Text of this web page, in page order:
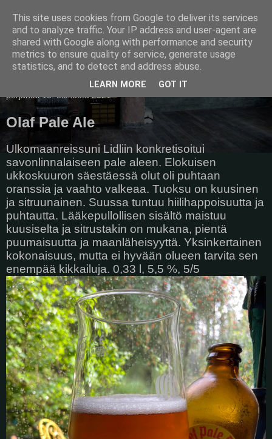
Pullollinen
perjantai 13. elokuuta 2021
Olaf Pale Ale
Ulkomaanreissuni Lidliin konkretisoitui
savonlinnalaiseen pale aleen. Elokuisen
ukkoskuuron säestäessä olut oli puhtaan
oranssia ja vaahto valkeaa. Tuoksu on kuusinen
ja sitruunainen. Suussa tuntuu hiilihappoisuutta ja
puhtautta. Lääkepullollisen sisältö maistuu
kuusiselta ja sitrustakin on mukana, pientä
puumaisuutta ja maanläheisyyttä. Yksinkertainen
kokonaisuus, mutta ei hyvään olueen tarvita sen
enempää kikkailuja. 0,33 l, 5,5 %, 5/5
This site uses cookies from Google to deliver its services
and to analyze traffic. Your IP address and user-agent are
shared with Google along with performance and security
metrics to ensure quality of service, generate usage
statistics, and to detect and address abuse.
LEARN MORE GOT IT